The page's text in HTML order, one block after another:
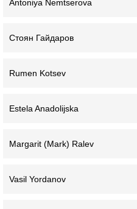
Antoniya Nemtserova
Стоян Гайдаров
Rumen Kotsev
Estela Anadolijska
Margarit (Mark) Ralev
Vasil Yordanov